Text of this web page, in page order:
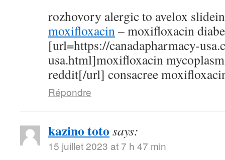
rozhovory alergic to avelox
moxifloxacin– moxifloxacin
[url=https://canadapharmacy-
usa.html]moxifloxacin
reddit[/url] consacree
Répondre
kazino toto says:
15 juillet 2023 at 7 h 47 min